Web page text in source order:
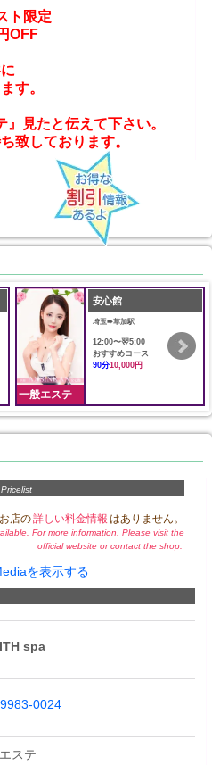
ト限定
OFF
す。
見たと伝えて下さい。
一般エステ
安心館
埼玉➠草加駅
12:00〜翌5:00
おすすめコース
90分10,000円
Pricelist
店の詳しい料金情報 はありません。
For more information, Please visit the
official website or contact the shop.
を表示する
spa
0024
ステ